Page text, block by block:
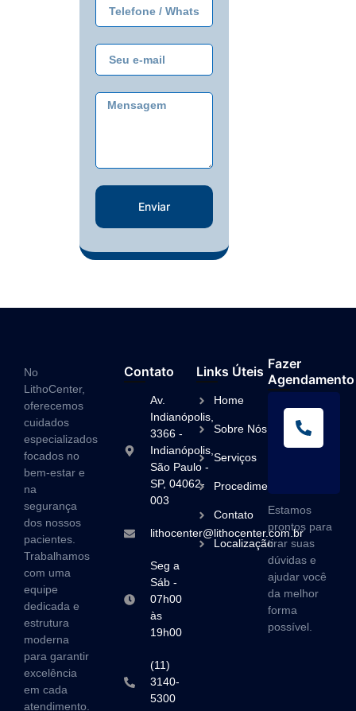
Enviar
No
LithoCenter,
oferecemos
cuidados
especializados
focados no
bem-estar e
na
segurança
dos nossos
pacientes.
Trabalhamos
com uma
equipe
dedicada e
estrutura
moderna
para garantir
excelência
em cada
atendimento.
Contato
Av.
Indianópolis,
3366 -
Indianópolis,
São Paulo -
SP, 04062-
003
lithocenter@lithocenter.com.br
Seg a
Sáb -
07h00
às
19h00
(11)
3140-
5300
Links Úteis
Home
Sobre Nós
Serviços
Procedimentos
Contato
Localização
Fazer
Agendamento
Estamos
prontos para
tirar suas
dúvidas e
ajudar você
da melhor
forma
possível.